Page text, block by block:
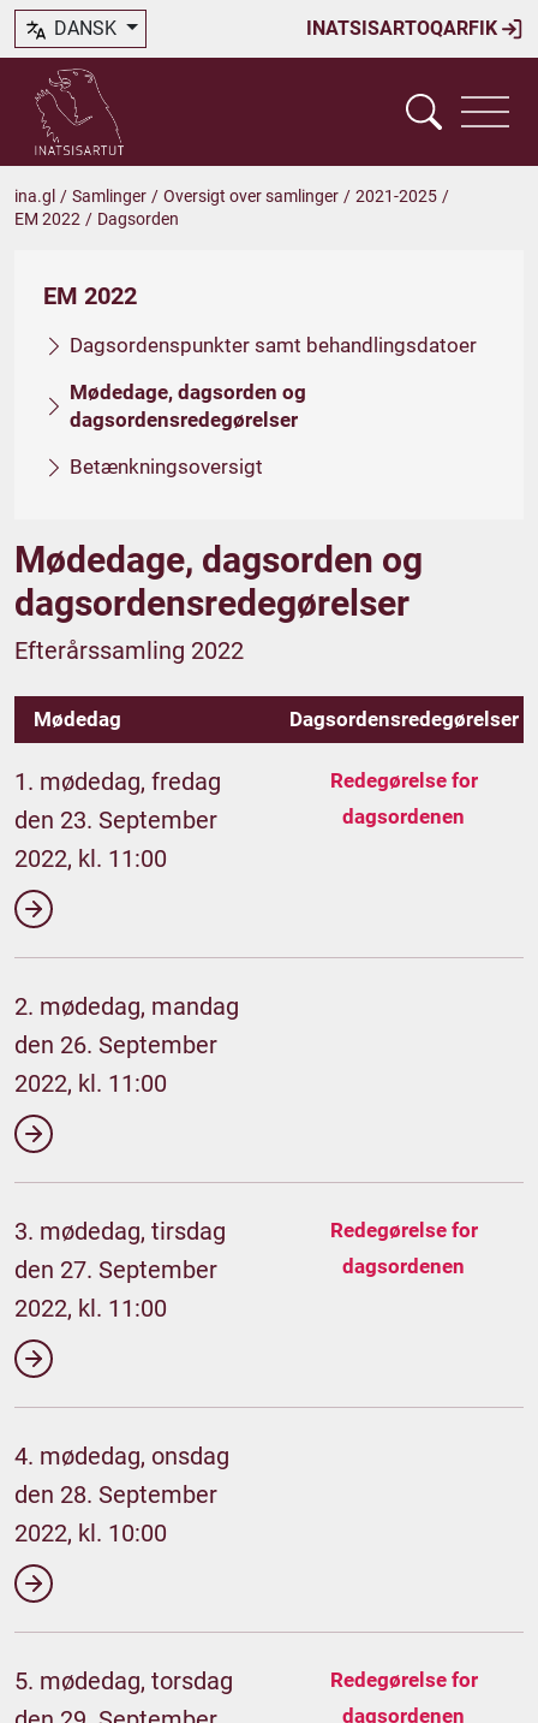
INATSISARTOQARFIK
DANSK
ina.gl / Samlinger / Oversigt over samlinger / 2021-2025 /
EM 2022 / Dagsorden
EM 2022
Dagsordenspunkter samt behandlingsdatoer
Mødedage, dagsorden og
dagsordensredegørelser
Betænkningsoversigt
Mødedage, dagsorden og
dagsordensredegørelser
Efterårssamling 2022
Mødedag Dagsordensredegørelser
1. mødedag, fredag
den 23. September
2022, kl. 11:00
Redegørelse for
dagsordenen
2. mødedag, mandag
den 26. September
2022, kl. 11:00
3. mødedag, tirsdag
den 27. September
2022, kl. 11:00
Redegørelse for
dagsordenen
4. mødedag, onsdag
den 28. September
2022, kl. 10:00
5. mødedag, torsdag
Redegørelse for
dagsordenen